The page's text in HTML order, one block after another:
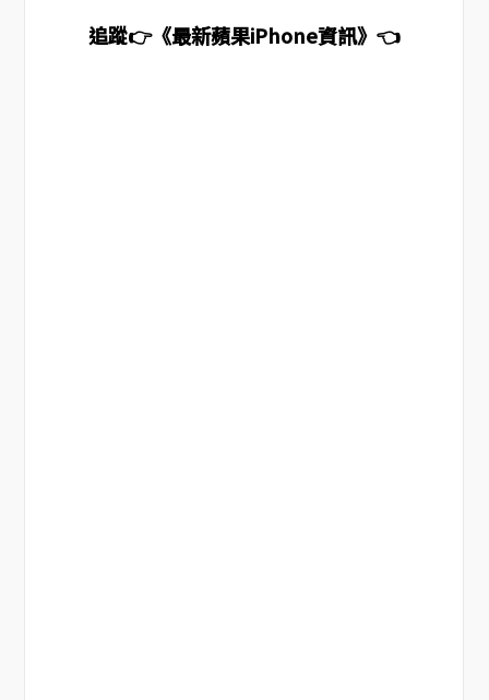
追蹤👉《最新蘋果iPhone資訊》👈